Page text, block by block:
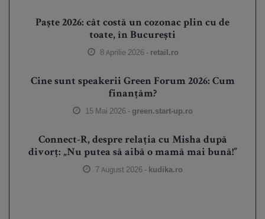
Paște 2026: cât costă un cozonac plin cu de
toate, în București
8 Aprilie 2026 - retail.ro
Cine sunt speakerii Green Forum 2026: Cum
finanțăm?
15 Mai 2026 - green.start-up.ro
Connect-R, despre relația cu Misha după
divorț: „Nu putea să aibă o mamă mai bună!”
7 August 2026 - kudika.ro